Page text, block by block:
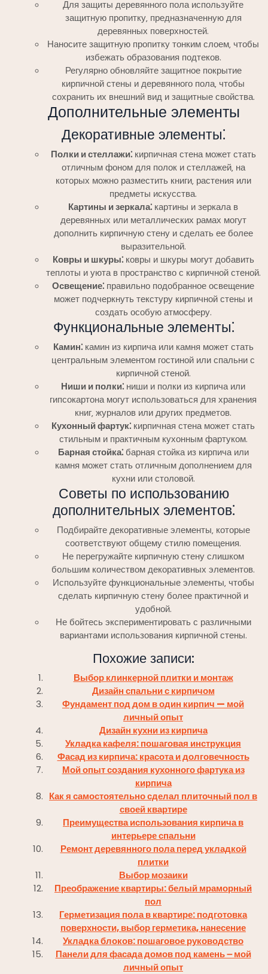
Для защиты деревянного пола используйте
защитную пропитку‚ предназначенную для
деревянных поверхностей.
Наносите защитную пропитку тонким слоем‚ чтобы
избежать образования подтеков.
Регулярно обновляйте защитное покрытие
кирпичной стены и деревянного пола‚ чтобы
сохранить их внешний вид и защитные свойства.
Дополнительные элементы
Декоративные элементы⁚
Полки и стеллажи⁚кирпичная стена может стать
отличным фоном для полок и стеллажей‚ на
которых можно разместить книги‚ растения или
предметы искусства.
Картины и зеркала⁚ картины и зеркала в
деревянных или металлических рамах могут
дополнить кирпичную стену и сделать ее более
выразительной.
Ковры и шкуры⁚ковры и шкуры могут добавить
теплоты и уюта в пространство с кирпичной стеной.
Освещение⁚ правильно подобранное освещение
может подчеркнуть текстуру кирпичной стены и
создать особую атмосферу.
Функциональные элементы⁚
Камин⁚камин из кирпича или камня может стать
центральным элементом гостиной или спальни с
кирпичной стеной.
Ниши и полки⁚ ниши и полки из кирпича или
гипсокартона могут использоваться для хранения
книг‚ журналов или других предметов.
Кухонный фартук⁚ кирпичная стена может стать
стильным и практичным кухонным фартуком.
Барная стойка⁚барная стойка из кирпича или
камня может стать отличным дополнением для
кухни или столовой.
Советы по использованию
дополнительных элементов⁚
Подбирайте декоративные элементы‚ которые
соответствуют общему стилю помещения.
Не перегружайте кирпичную стену слишком
большим количеством декоративных элементов.
Используйте функциональные элементы‚ чтобы
сделать кирпичную стену более практичной и
удобной.
Не бойтесь экспериментировать с различными
вариантами использования кирпичной стены.
Похожие записи:
Выбор клинкерной плитки и монтаж
Дизайн спальни с кирпичом
Фундамент под дом в один кирпич — мой
личный опыт
Дизайн кухни из кирпича
Укладка кафеля: пошаговая инструкция
Фасад из кирпича: красота и долговечность
Мой опыт создания кухонного фартука из
кирпича
Как я самостоятельно сделал плиточный пол в
своей квартире
Преимущества использования кирпича в
интерьере спальни
Ремонт деревянного пола перед укладкой
плитки
Выбор мозаики
Преображение квартиры: белый мраморный
пол
Герметизация пола в квартире: подготовка
поверхности, выбор герметика, нанесение
Укладка блоков: пошаговое руководство
Панели для фасада домов под камень ౼ мой
личный опыт